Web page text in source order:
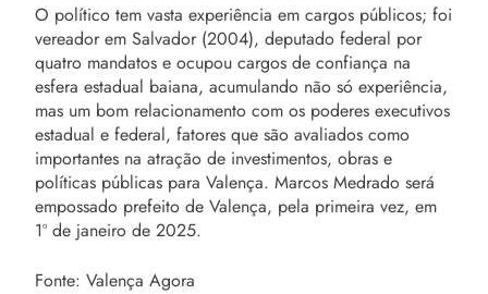
O político tem vasta experiência em cargos públicos; foi
vereador em Salvador (2004), deputado federal por
quatro mandatos e ocupou cargos de confiança na
esfera estadual baiana, acumulando não só experiência,
mas um bom relacionamento com os poderes executivos
estadual e federal, fatores que são avaliados como
importantes na atração de investimentos, obras e
políticas públicas para Valença. Marcos Medrado será
empossado prefeito de Valença, pela primeira vez, em
1º de janeiro de 2025.
Fonte: Valença Agora